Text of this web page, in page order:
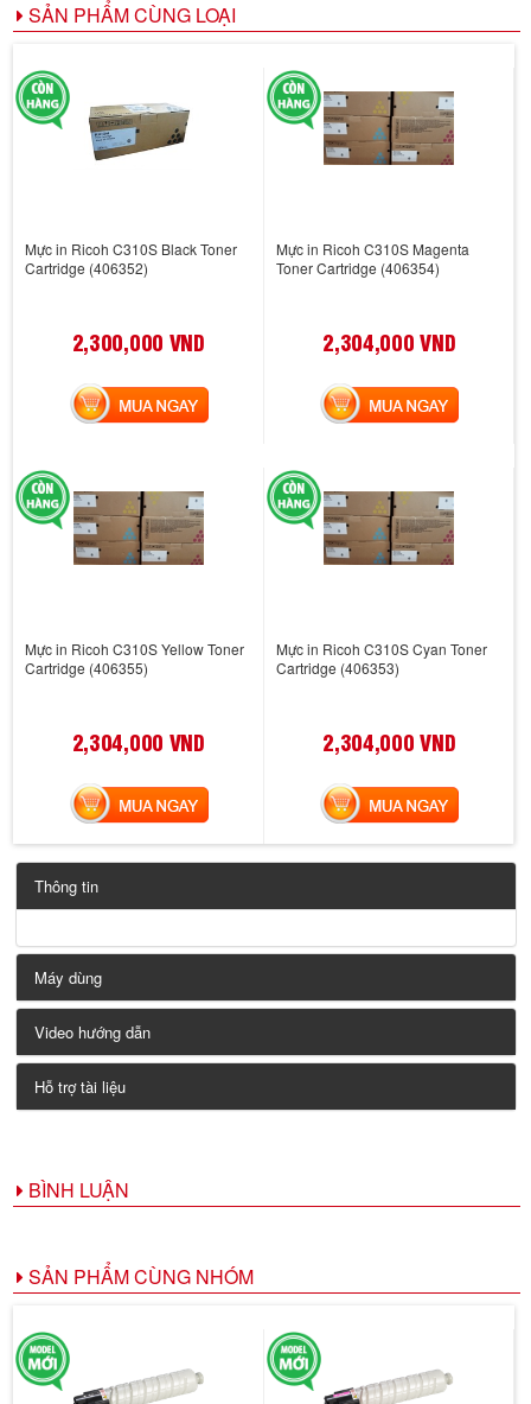
SẢN PHẨM CÙNG LOẠI
Mực in Ricoh C310S Black Toner
Cartridge (406352)
2,300,000 VND
MUA NGAY
Mực in Ricoh C310S Magenta
Toner Cartridge (406354)
2,304,000 VND
MUA NGAY
Mực in Ricoh C310S Yellow Toner
Cartridge (406355)
2,304,000 VND
MUA NGAY
Mực in Ricoh C310S Cyan Toner
Cartridge (406353)
2,304,000 VND
MUA NGAY
Thông tin
Máy dùng
Video hướng dẫn
Hỗ trợ tài liệu
BÌNH LUẬN
SẢN PHẨM CÙNG NHÓM